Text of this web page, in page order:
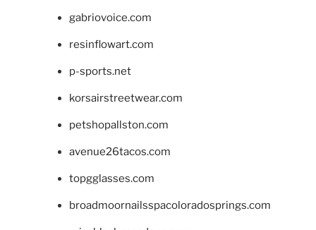
gabriovoice.com
resinflowart.com
p-sports.net
korsairstreetwear.com
petshopallston.com
avenue26tacos.com
topgglasses.com
broadmoornailsspacoloradosprings.com